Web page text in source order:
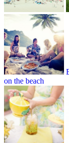
on the beach